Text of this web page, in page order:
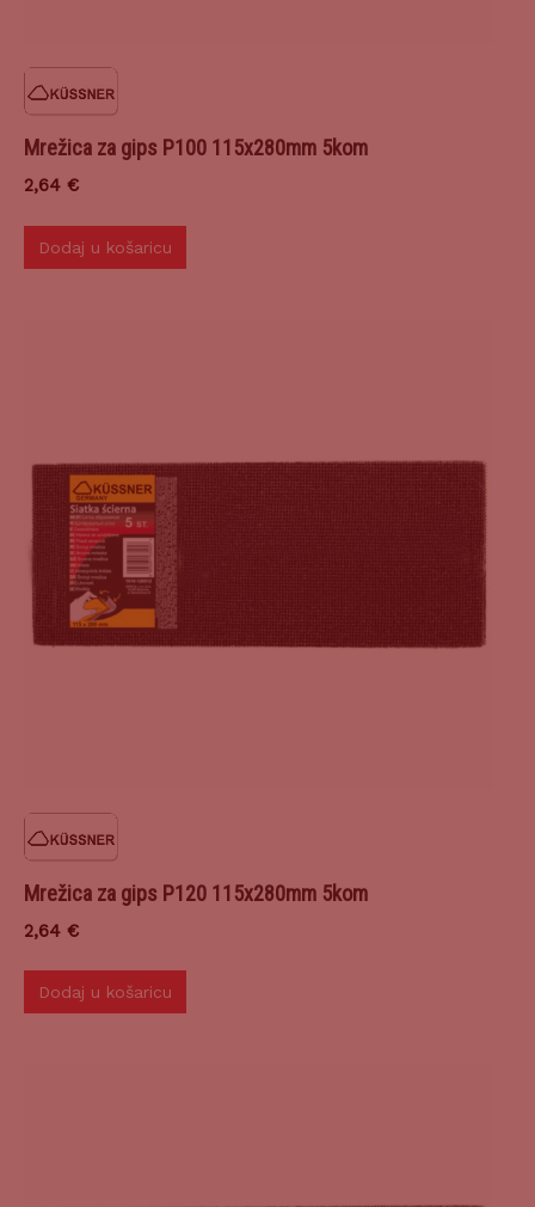
Mrežica za gips P100 115x280mm 5kom
2,64 €
Dodaj u košaricu
Mrežica za gips P120 115x280mm 5kom
2,64 €
Dodaj u košaricu